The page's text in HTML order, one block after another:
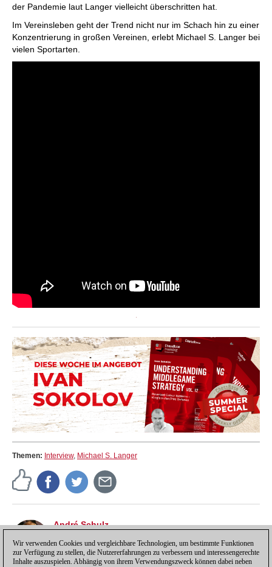
der Pandemie laut Langer vielleicht überschritten hat.
Im Vereinsleben geht der Trend nicht nur im Schach hin zu einer
Konzentrierung in großen Vereinen, erlebt Michael S. Langer bei
vielen Sportarten.
Themen: Interview, Michael S. Langer
André Schulz
der Redakteur der deutschsprachigen ChessBase
Schachnachrichten-Seite.
Wir verwenden Cookies und vergleichbare Technologien, um bestimmte Funktionen
zur Verfügung zu stellen, die Nutzererfahrungen zu verbessern und interessengerechte
Inhalte auszuspielen. Abhängig von ihrem Verwendungszweck können dabei neben